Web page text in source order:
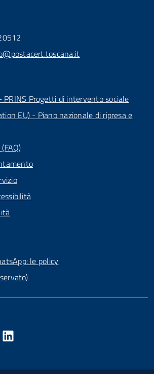
PRINS Progetti di intervento sociale
EU) - Piano nazionale di ripresa e
le policy
di Arezzodi Arezzo
Comune di Arezzo